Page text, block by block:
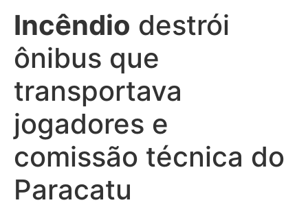
Incêndio destrói
ônibus que
transportava
jogadores e
comissão técnica do
Paracatu